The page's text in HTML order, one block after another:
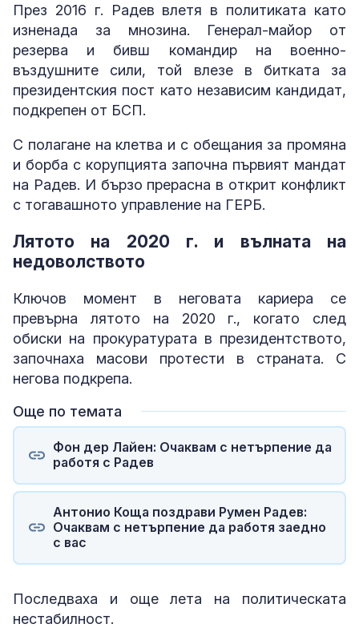
През 2016 г. Радев влетя в политиката като
изненада за мнозина. Генерал-майор от
резерва и бивш командир на военно-
въздушните сили, той влезе в битката за
президентския пост като независим кандидат,
подкрепен от БСП.
С полагане на клетва и с обещания за промяна
и борба с корупцията започна първият мандат
на Радев. И бързо прерасна в открит конфликт
с тогавашното управление на ГЕРБ.
Лятото на 2020 г. и вълната на
недоволството
Ключов момент в неговата кариера се
превърна лятото на 2020 г., когато след
обиски на прокуратурата в президентството,
започнаха масови протести в страната. С
негова подкрепа.
Още по темата
Фон дер Лайен: Очаквам с нетърпение да
работя с Радев
Антонио Коща поздрави Румен Радев:
Очаквам с нетърпение да работя заедно
с вас
Последваха и още лета на политическата
нестабилност.